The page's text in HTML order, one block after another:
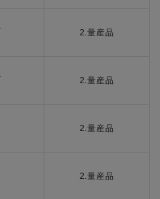
2.量産品
2.量産品
2.量産品
2.量産品